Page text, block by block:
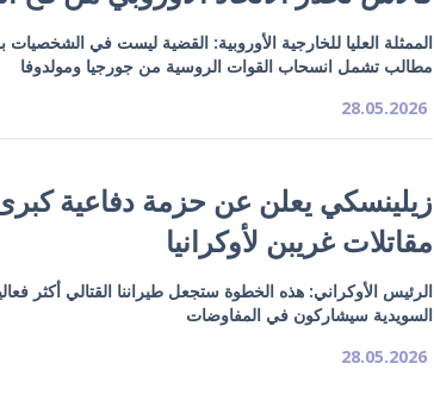
الممثلة العليا للخارجية الأوروبية: القضية ليست في
مطالب تشمل انسحاب القوات الروسية من جورجيا ومولدوفا
28.05.2026
زيلينسكي يعلن عن حزمة دفاعية
مقاتلات غريبن لأوكرانيا
الرئيس الأوكراني: هذه الخطوة ستجعل طيراننا القتالي أكثر
السويدية سيشاركون في المفاوضات
28.05.2026